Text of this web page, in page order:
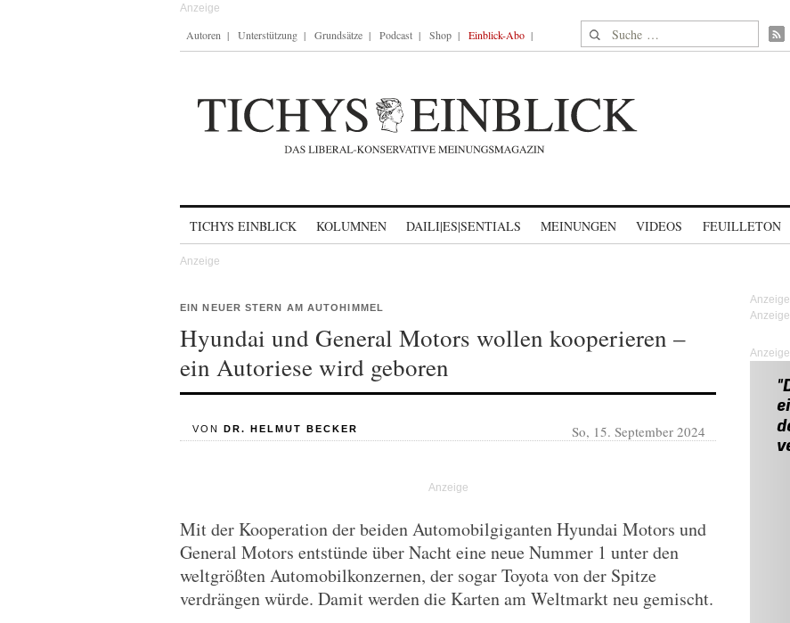
Autoren Unterstützung Grundsätze Podcast Shop Einblick-Abo Suche nach:
TICHYS EINBLICK KOLUMNEN DAILI|ES|SENTIALS MEINUNGEN VIDEOS FEUILLETON
EIN NEUER STERN AM AUTOHIMMEL
Hyundai und General Motors wollen kooperieren –
ein Autoriese wird geboren
VON DR. HELMUT BECKER So, 15. September 2024
Mit der Kooperation der beiden Automobilgiganten Hyundai Motors und
General Motors entstünde über Nacht eine neue Nummer 1 unter den
weltgrößten Automobilkonzernen, der sogar Toyota von der Spitze
verdrängen würde. Damit werden die Karten am Weltmarkt neu gemischt.
Anzeige